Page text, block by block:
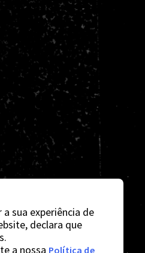
sua experiência de
declara que
a nossa Política de